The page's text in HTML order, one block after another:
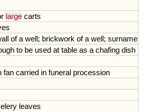
large carts
of a well; brickwork of a well; surname
to be used at table as a chafing dish
fan carried in funeral procession
leaves